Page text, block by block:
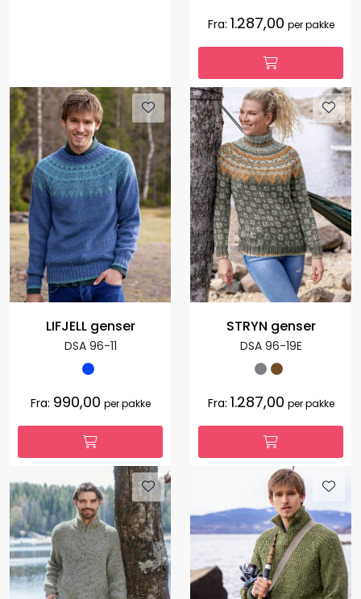
Fra: 1.287,00 per pakke
LIFJELL genser
DSA 96-11
Fra: 990,00 per pakke
STRYN genser
DSA 96-19E
Fra: 1.287,00 per pakke